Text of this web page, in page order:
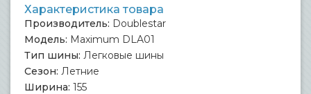
Характеристика товара
Производитель: Doublestar
Модель: Maximum DLA01
Тип шины: Легковые шины
Сезон: Летние
Ширина: 155